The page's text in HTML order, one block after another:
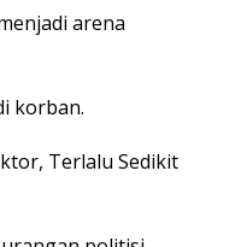
arena
korban.
Terlalu Sedikit